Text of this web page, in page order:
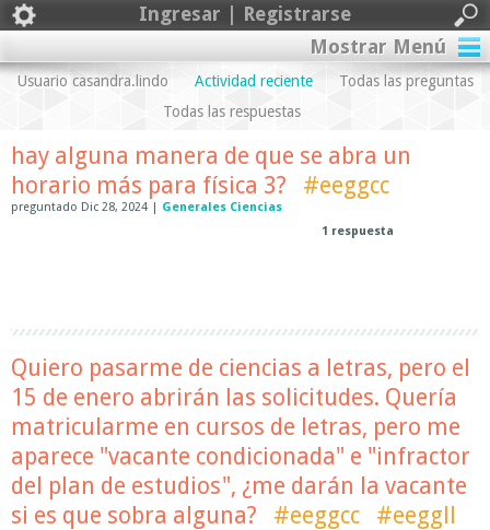
Ingresar | Registrarse
Mostrar Menú
Usuario casandra.lindo Actividad reciente
Todas las preguntas
Todas las respuestas
hay alguna manera de que se abra un
horario más para física 3?
#eeggcc
preguntado Dic 28, 2024 | Generales Ciencias
1 respuesta
Quiero pasarme de ciencias a letras, pero el
15 de enero abrirán las solicitudes. Quería
matricularme en cursos de letras, pero me
aparece "vacante condicionada" e "infractor
del plan de estudios", ¿me darán la vacante
si es que sobra alguna?
#eeggcc
#eeggll